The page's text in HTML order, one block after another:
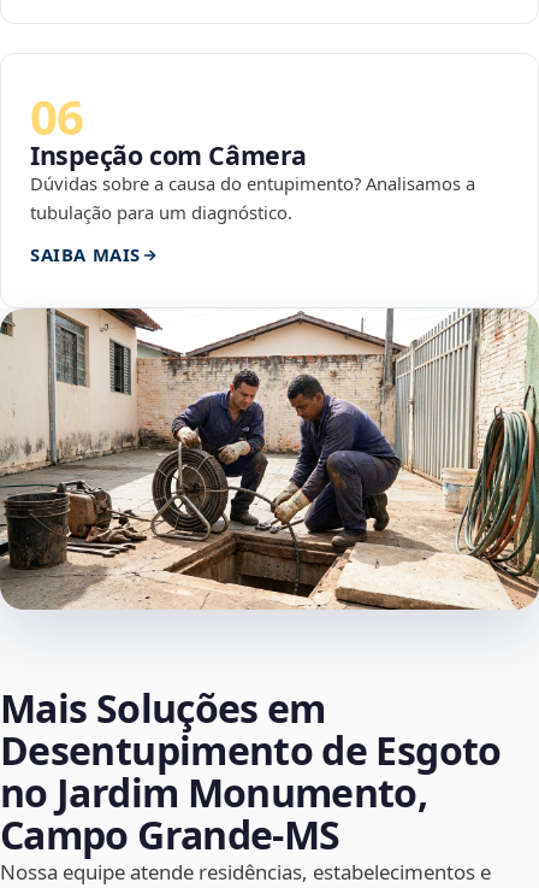
06
Inspeção com Câmera
Dúvidas sobre a causa do entupimento? Analisamos a
tubulação para um diagnóstico.
SAIBA MAIS
Mais Soluções em
Desentupimento de Esgoto
no Jardim Monumento,
Campo Grande‑MS
Nossa equipe atende residências, estabelecimentos e